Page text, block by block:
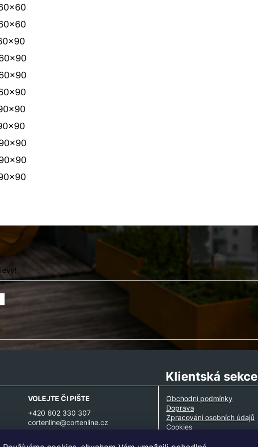
VOLEJTE ČI PIŠTE
+420 602 330 307
cortenline@cortenline.cz
Klientská sekce
Obchodní podmínky
Doprava
Zpracování osobních údajů
Cookies